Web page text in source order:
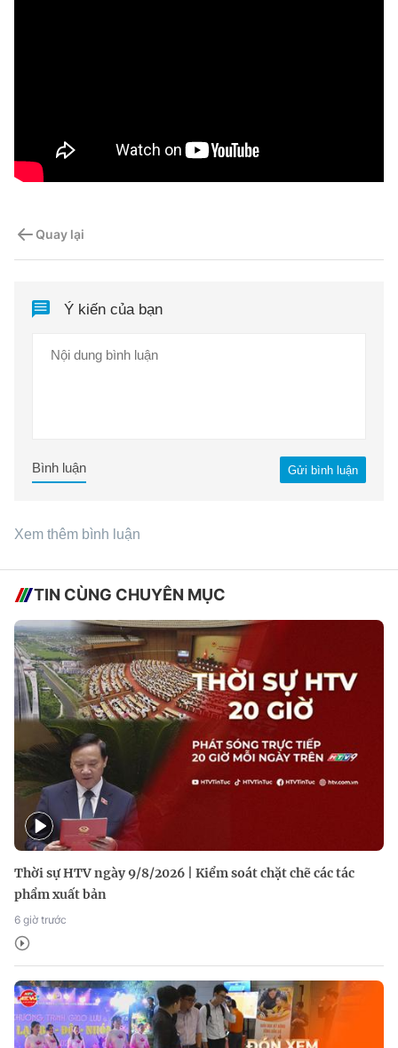
Quay lại
Ý kiến của bạn
Gửi bình luận
Bình luận
Xem thêm bình luận
TIN CÙNG CHUYÊN MỤC
Thời sự HTV ngày 9/8/2026 | Kiểm soát chặt chẽ các tác
phẩm xuất bản
6 giờ trước